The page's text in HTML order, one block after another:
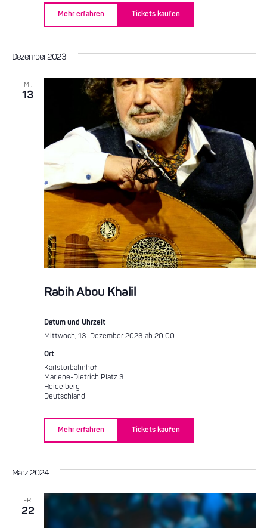
Mehr erfahren Tickets kaufen
Dezember 2023
MI.
13
Rabih Abou Khalil
Datum und Uhrzeit
Mittwoch, 13. Dezember 2023 ab 20:00
Ort
Karlstorbahnhof
Marlene-Dietrich Platz 3
Heidelberg
Deutschland
Mehr erfahren Tickets kaufen
März 2024
FR.
22